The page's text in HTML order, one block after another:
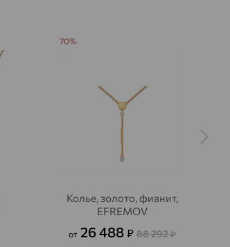
Колье, золото, фианит,
EFREMOV
от 26 488 ₽ 88 292₽
70%